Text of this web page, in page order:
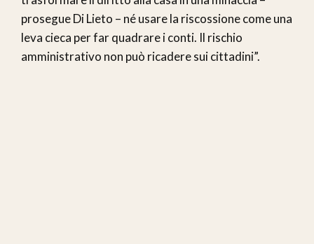
prosegue Di Lieto – né usare la riscossione come una
leva cieca per far quadrare i conti. Il rischio
amministrativo non può ricadere sui cittadini”.